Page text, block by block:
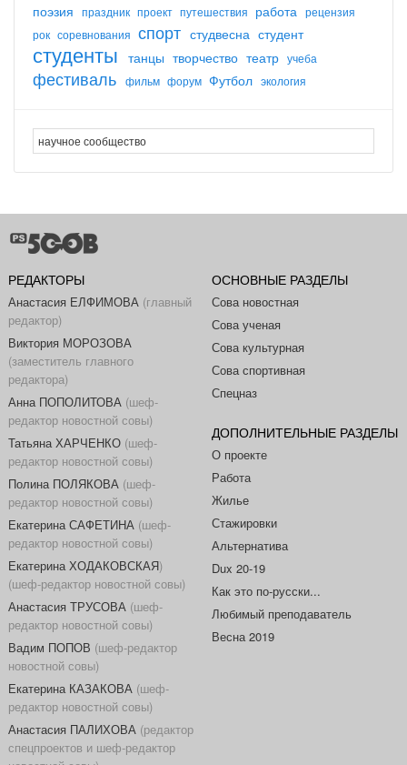
поэзия праздник проект путешествия работа рецензия
рок соревнования спорт студвесна студент
студенты танцы творчество театр учеба
фестиваль фильм форум Футбол экология
РЕДАКТОРЫ
Анастасия ЕЛФИМОВА (главный
редактор)
Виктория МОРОЗОВА
(заместитель главного
редактора)
Анна ПОПОЛИТОВА (шеф-
редактор новостной совы)
Татьяна ХАРЧЕНКО(шеф-
редактор новостной совы)
Полина ПОЛЯКОВА (шеф-
редактор новостной совы)
Екатерина САФЕТИНА (шеф-
редактор новостной совы)
Екатерина ХОДАКОВСКАЯ)
(шеф-редактор новостной совы)
Анастасия ТРУСОВА (шеф-
редактор новостной совы)
Вадим ПОПОВ (шеф-редактор
новостной совы)
Екатерина КАЗАКОВА (шеф-
редактор новостной совы)
Анастасия ПАЛИХОВА (редактор
спецпроектов и шеф-редактор
ОСНОВНЫЕ РАЗДЕЛЫ
Сова новостная
Сова ученая
Сова культурная
Сова спортивная
Спецназ
ДОПОЛНИТЕЛЬНЫЕ РАЗДЕЛЫ
О проекте
Работа
Жилье
Стажировки
Альтернатива
Dux 20-19
Как это по-русски...
Любимый преподаватель
Весна 2019